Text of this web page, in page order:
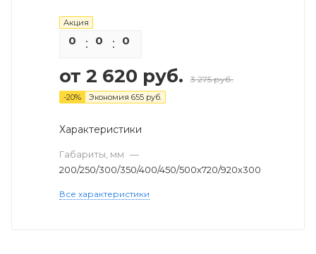
Акция
0 0 0
от 2 620 руб. 3 275 руб.
-20% Экономия 655 руб.
Характеристики
Габариты, мм —
200/250/300/350/400/450/500х720/920х300
Все характеристики